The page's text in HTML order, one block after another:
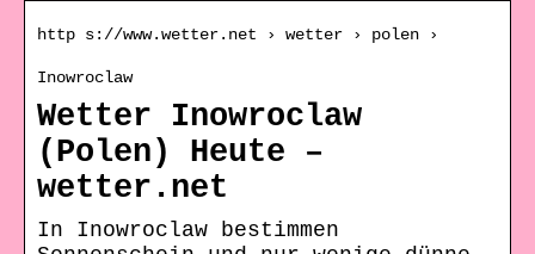
http s://www.wetter.net › wetter › polen ›
Inowroclaw
Wetter Inowroclaw
(Polen) Heute –
wetter.net
In Inowroclaw bestimmen